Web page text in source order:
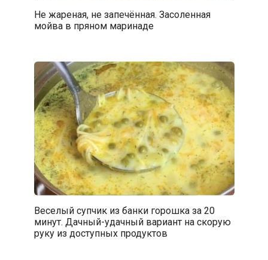
Не жареная, не запечённая. Засоленная
мойва в пряном маринаде
Веселый супчик из банки горошка за 20
минут. Дачный-удачный вариант на скорую
руку из доступных продуктов